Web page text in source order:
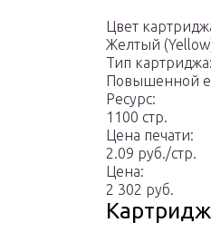
Цвет
Желтый
Тип картриджа:
Повышенной
Ресурс:
1100 стр.
Цена печати:
2.09 руб./стр.
Цена:
2 302 руб.